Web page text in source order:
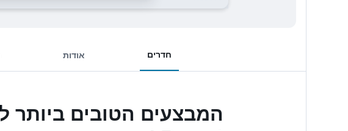
חדרים אודות